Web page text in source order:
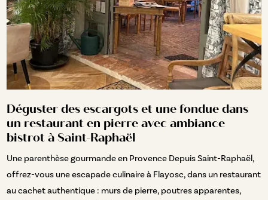
Déguster des escargots et une fondue dans
un restaurant en pierre avec ambiance
bistrot à Saint-Raphaël
Une parenthèse gourmande en Provence Depuis Saint-Raphaël,
offrez-vous une escapade culinaire à Flayosc, dans un restaurant
au cachet authentique : murs de pierre, poutres apparentes,